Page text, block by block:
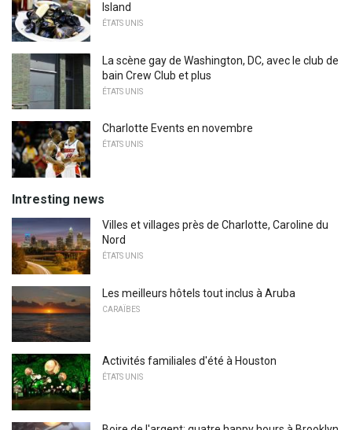
Island
ÉTATS UNIS
La scène gay de Washington, DC, avec le club de
bain Crew Club et plus
ÉTATS UNIS
Charlotte Events en novembre
ÉTATS UNIS
Intresting news
Villes et villages près de Charlotte, Caroline du
Nord
ÉTATS UNIS
Les meilleurs hôtels tout inclus à Aruba
CARAÏBES
Activités familiales d'été à Houston
ÉTATS UNIS